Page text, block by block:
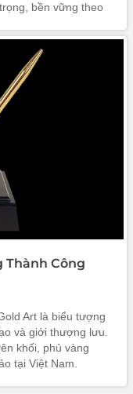
bền vững theo
giàu ý nghĩa.
Thành Công
Art là biểu tượng
và giới thượng lưu.
khối, phủ vàng
tại Việt Nam.